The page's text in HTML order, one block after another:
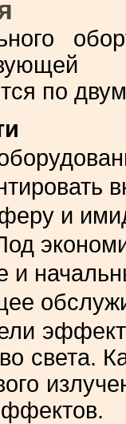
по
и
и
света.